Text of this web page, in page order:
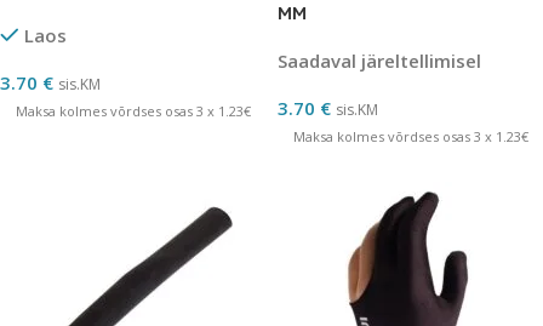
Laos
3.70 € sis.KM
Maksa kolmes võrdses osas 3 x 1.23€
MM
Saadaval järeltellimisel
3.70 € sis.KM
Maksa kolmes võrdses osas 3 x 1.23€